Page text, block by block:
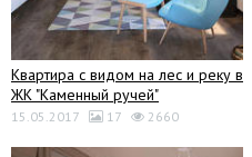
Квартира с видом на лес и реку в
ЖК "Каменный ручей"
15.05.2017 17 2660